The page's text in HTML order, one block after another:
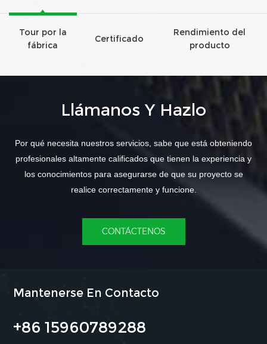
Tour por la
fábrica
Certificado
Rendimiento del
producto
Llámanos Y Hazlo
Por qué necesita nuestros servicios, sabe que está obteniendo
profesionales altamente calificados que tienen la experiencia y
los conocimientos para asegurarse de que su proyecto se
realice correctamente y funcione.
CONTÁCTENOS
Mantenerse En Contacto
+86 15960789288